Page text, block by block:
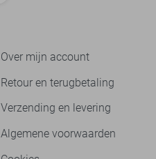
Over mijn account
Retour en terugbetaling
Verzending en levering
Algemene voorwaarden